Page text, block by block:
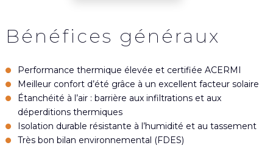
Bénéfices généraux
Performance thermique élevée et certifiée ACERMI
Meilleur confort d’été grâce à un excellent facteur solaire
Étanchéité à l’air : barrière aux infiltrations et aux
déperditions thermiques
Isolation durable résistante à l’humidité et au tassement
Très bon bilan environnemental (FDES)